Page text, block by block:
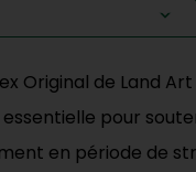
Original de Land
pour
en période de